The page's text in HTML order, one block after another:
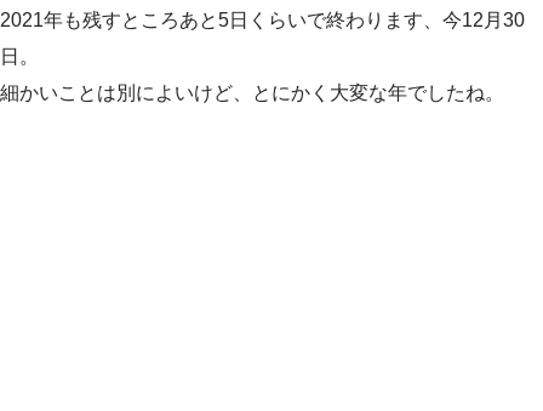
2021年も残すところあと5日くらいで終わります、今12月30
日。
細かいことは別によいけど、とにかく大変な年でしたね。